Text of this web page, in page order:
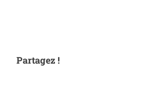
Partagez !